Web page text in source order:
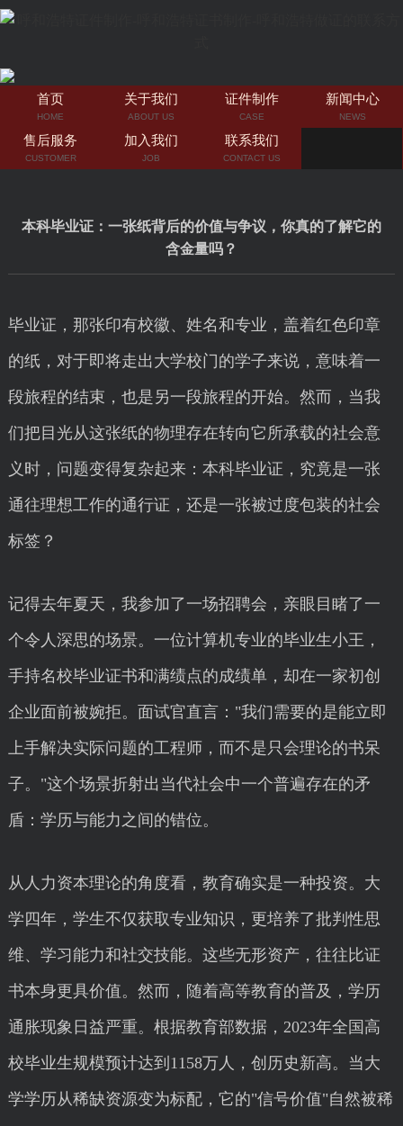
首页
HOME
关于我们
ABOUT US
证件制作
CASE
新闻中心
NEWS
售后服务
CUSTOMER
加入我们
JOB
联系我们
CONTACT US
本科毕业证：一张纸背后的价值与争议，你真的了解它的
含金量吗？
毕业证，那张印有校徽、姓名和专业，盖着红色印章
的纸，对于即将走出大学校门的学子来说，意味着一
段旅程的结束，也是另一段旅程的开始。然而，当我
们把目光从这张纸的物理存在转向它所承载的社会意
义时，问题变得复杂起来：本科毕业证，究竟是一张
通往理想工作的通行证，还是一张被过度包装的社会
标签？
记得去年夏天，我参加了一场招聘会，亲眼目睹了一
个令人深思的场景。一位计算机专业的毕业生小王，
手持名校毕业证书和满绩点的成绩单，却在一家初创
企业面前被婉拒。面试官直言："我们需要的是能立即
上手解决实际问题的工程师，而不是只会理论的书呆
子。"这个场景折射出当代社会中一个普遍存在的矛
盾：学历与能力之间的错位。
从人力资本理论的角度看，教育确实是一种投资。大
学四年，学生不仅获取专业知识，更培养了批判性思
维、学习能力和社交技能。这些无形资产，往往比证
书本身更具价值。然而，随着高等教育的普及，学历
通胀现象日益严重。根据教育部数据，2023年全国高
校毕业生规模预计达到1158万人，创历史新高。当大
学学历从稀缺资源变为标配，它的"信号价值"自然被稀